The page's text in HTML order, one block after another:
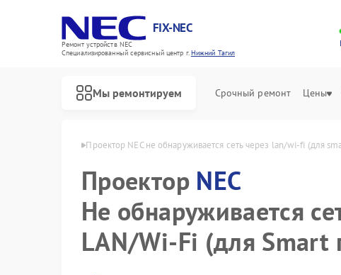
FIX-NEC
Ремонт устройств NEC
Специализированный cервисный центр г.Нижний Тагил
Мы ремонтируем Срочный ремонт Цены
в Нижнем Тагиле Проектор NEC не обнаруживается сеть через lan/wi-fi (для
Проектор NEC
Не обнаруживается
LAN/Wi-Fi (для Smart